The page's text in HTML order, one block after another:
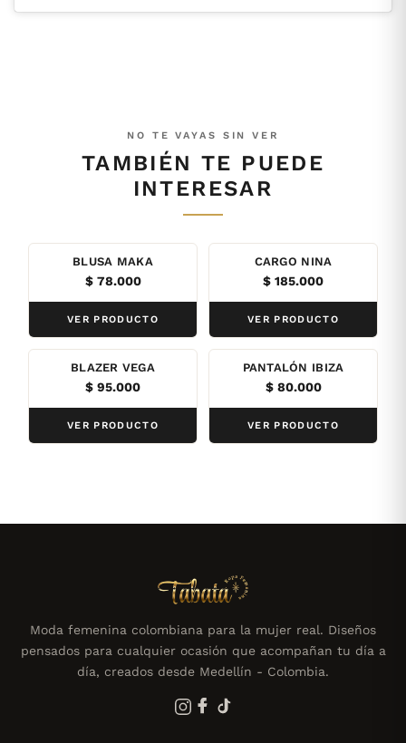
NO TE VAYAS SIN VER
TAMBIÉN TE PUEDE
INTERESAR
BLUSA MAKA
$78.000
VER PRODUCTO
CARGO NINA
$ 185.000
VER PRODUCTO
BLAZER VEGA
$ 95.000
VER PRODUCTO
PANTALÓN IBIZA
$80.000
VER PRODUCTO
Moda femenina colombiana para la mujer real. Diseños
pensados para cualquier ocasión que acompañan tu día a
día, creados desde Medellín - Colombia.